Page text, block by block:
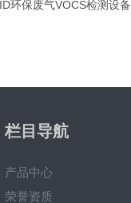
环保废气VOCS检测设备
栏目导航
产品中心
荣誉资质